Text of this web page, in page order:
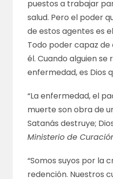
puestos a trabajar
salud. Pero el poder
de estos agentes es
Todo poder capaz
él. Cuando alguien se
enfermedad, es Dios
“La enfermedad, el
muerte son obra de
Satanás destruye;
Ministerio de
“Somos suyos por la
redención. Nuestros